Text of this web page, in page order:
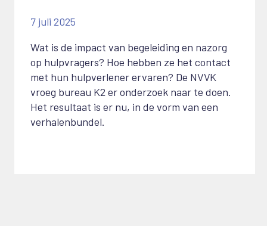
7 juli 2025
Wat is de impact van begeleiding en nazorg
op hulpvragers? Hoe hebben ze het contact
met hun hulpverlener ervaren? De NVVK
vroeg bureau K2 er onderzoek naar te doen.
Het resultaat is er nu, in de vorm van een
verhalenbundel.